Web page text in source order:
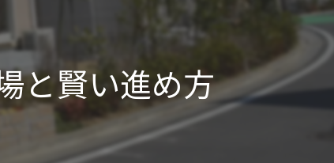
ローラーストーン
エクステリア
外壁塗装
屋根塗装
と賢い進め方